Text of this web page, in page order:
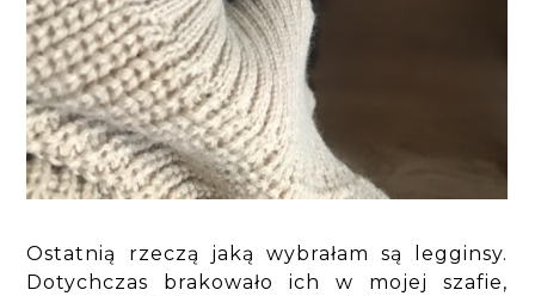
Ostatnią rzeczą jaką wybrałam są legginsy.
Dotychczas brakowało ich w mojej szafie,